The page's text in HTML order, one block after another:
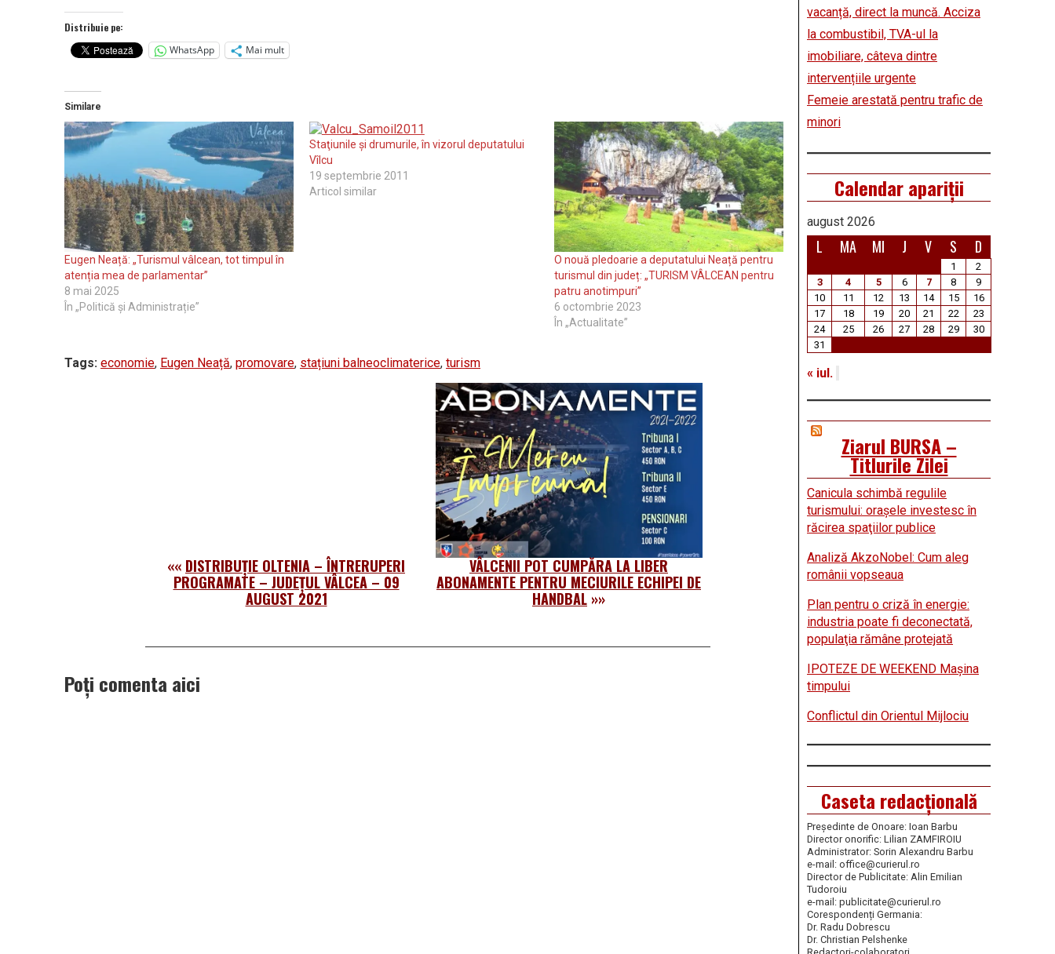
Distribuie pe:
WhatsApp
Mai mult
Similare
Eugen Neață: „Turismul vâlcean, tot timpul în
atenția mea de parlamentar”
8 mai 2025
În „Politică și Administrație”
Staţiunile şi drumurile, în vizorul deputatului
Vîlcu
19 septembrie 2011
Articol similar
O nouă pledoarie a deputatului Neață pentru
turismul din județ: „TURISM VÂLCEAN pentru
patru anotimpuri”
6 octombrie 2023
În „Actualitate”
Tags: economie, Eugen Neață, promovare, stațiuni balneoclimaterice, turism
«« DISTRIBUȚIE OLTENIA – ÎNTRERUPERI
PROGRAMATE – JUDEȚUL VÂLCEA – 09
AUGUST 2021
VÂLCENII POT CUMPĂRA LA LIBER
ABONAMENTE PENTRU MECIURILE ECHIPEI DE
HANDBAL »»
Poți comenta aici
vacanță, direct la muncă. Acciza
la combustibil, TVA-ul la
imobiliare, câteva dintre
intervențiile urgente
Femeie arestată pentru trafic de
minori
Calendar apariții
august 2026
L MA MI J V S D
1
2
3
4 5 6 7 8
9
10
11 12 13 14 15
16
17
18 19 20 21 22
23
24
25 26 27 28 29
30
31
« iul.
Ziarul BURSA –
Titlurile Zilei
Canicula schimbă regulile
turismului: oraşele investesc în
răcirea spaţiilor publice
Analiză AkzoNobel: Cum aleg
românii vopseaua
Plan pentru o criză în energie:
industria poate fi deconectată,
populaţia rămâne protejată
IPOTEZE DE WEEKEND Maşina
timpului
Conflictul din Orientul Mijlociu
Caseta redacțională
Președinte de Onoare: Ioan Barbu
Director onorific: Lilian ZAMFIROIU
Administrator: Sorin Alexandru Barbu
e-mail: office@curierul.ro
Director de Publicitate: Alin Emilian
Tudoroiu
e-mail: publicitate@curierul.ro
Corespondenți Germania:
Dr. Radu Dobrescu
Dr. Christian Pelshenke